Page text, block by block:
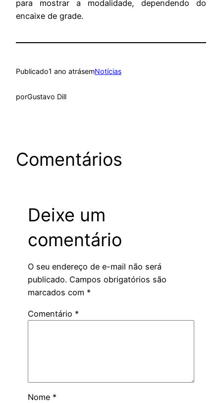
para mostrar a modalidade, dependendo do
encaixe de grade.
Publicado1 ano atrásemNotícias
porGustavo Dill
Comentários
Deixe um
comentário
O seu endereço de e-mail não será
publicado. Campos obrigatórios são
marcados com *
Comentário *
Nome *